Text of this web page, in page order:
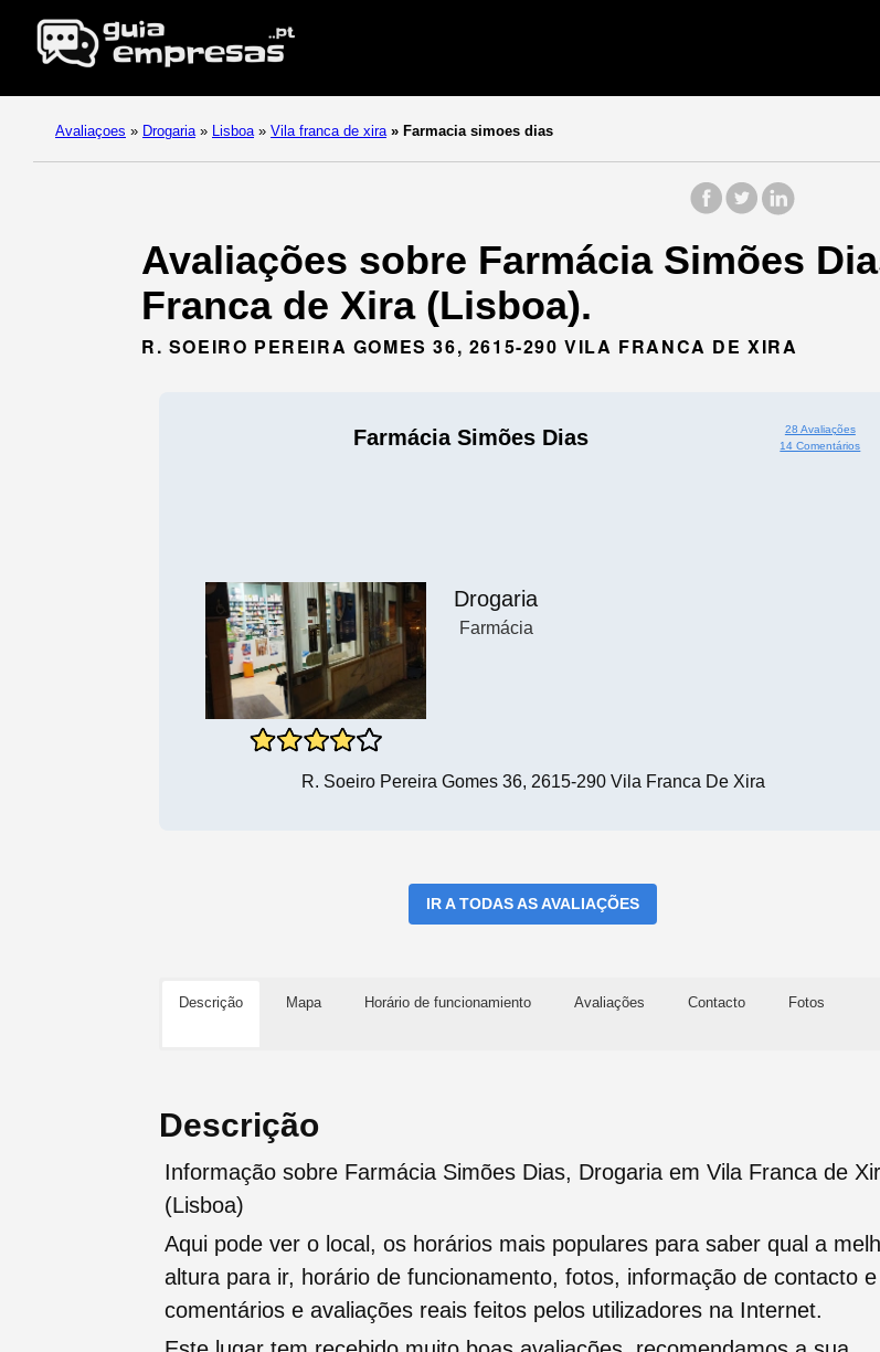
Avaliaçoes » Drogaria » Lisboa » Vila franca de xira » Farmacia simoes dias
Avaliações sobre Farmácia Simões
Franca de Xira (Lisboa).
R. SOEIRO PEREIRA GOMES 36, 2615-290 VILA FRANCA DE XIRA
Farmácia Simões Dias
28 Avaliações
14 Comentários
Drogaria
Farmácia
R. Soeiro Pereira Gomes 36, 2615-290 Vila Franca De Xira
IR A TODAS AS AVALIAÇÕES
Descrição Mapa Horário de funcionamiento Avaliações Contacto Fotos
Descrição
Informação sobre Farmácia Simões Dias, Drogaria em Vila Franca de
(Lisboa)
Aqui pode ver o local, os horários mais populares para saber qual a
altura para ir, horário de funcionamento, fotos, informação de contacto e
comentários e avaliações reais feitos pelos utilizadores na Internet.